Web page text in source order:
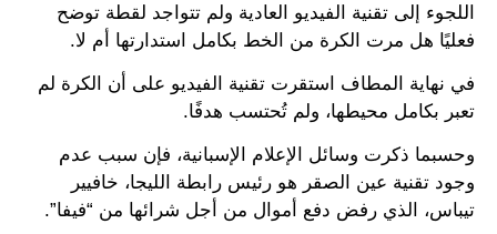
اللجوء إلى تقنية الفيديو العادية ولم تتواجد لقطة توضح
فعليًا هل مرت الكرة من الخط بكامل استدارتها أم لا.
في نهاية المطاف استقرت تقنية الفيديو على أن الكرة لم
تعبر بكامل محيطها، ولم تُحتسب هدفًا.
وحسبما ذكرت وسائل الإعلام الإسبانية، فإن سبب عدم
وجود تقنية عين الصقر هو رئيس رابطة الليجا، خافيير
تيباس، الذي رفض دفع أموال من أجل شرائها من “فيفا”.